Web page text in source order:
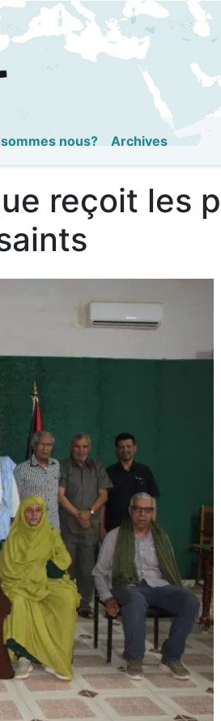
Aller
au
contenu
nous? Archives
reçoit les